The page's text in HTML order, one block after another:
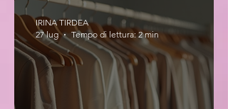
IRINA TIRDEA
27 lug
Tempo di lettura: 2 min